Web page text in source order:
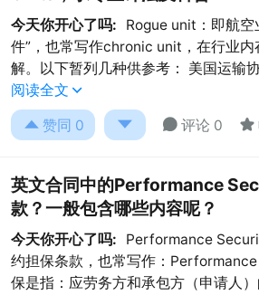
今天你开心了吗:
Rogue unit：即航空
件”，也常写作chronic unit，在行业内
解。以下暂列几种供参考： 美国运输
阅读全文 
 赞同 0   评论 0 
英文合同中的Performance
款？一般包含哪些内容呢？
今天你开心了吗:
Performance
约担保条款，也常写作：
保是指：应劳务方和承包方（申请人